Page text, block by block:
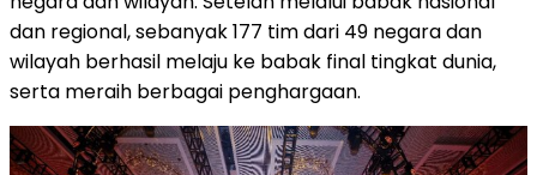
dan regional, sebanyak 177 tim dari 49 negara dan
wilayah berhasil melaju ke babak final tingkat dunia,
serta meraih berbagai penghargaan.